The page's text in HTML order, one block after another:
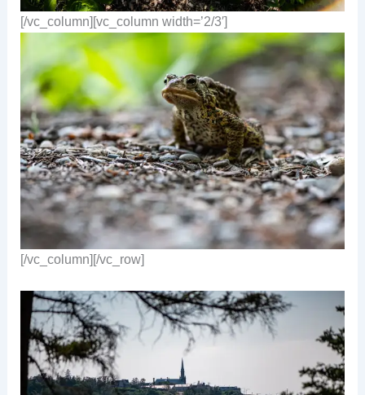
[/vc_column][vc_column width=’2/3′]
[/vc_column][/vc_row]